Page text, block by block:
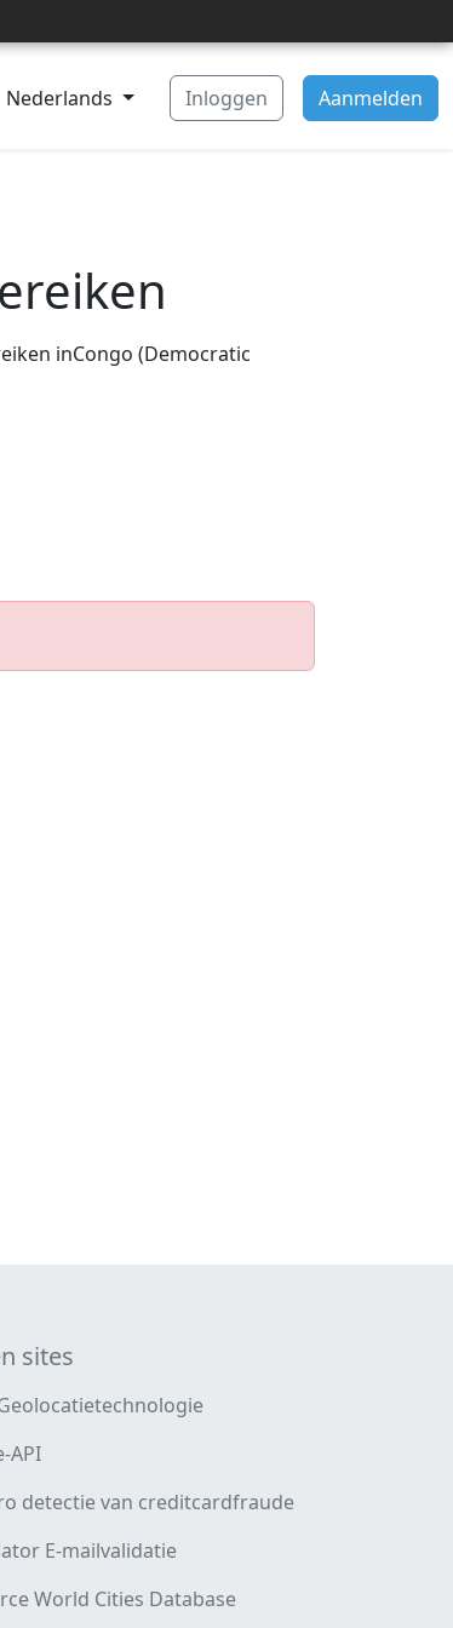
Nederlands Inloggen Aanmelden
inCongo (Democratic
sites
API
detectie van creditcardfraude
E-mailvalidatie
World Cities Database